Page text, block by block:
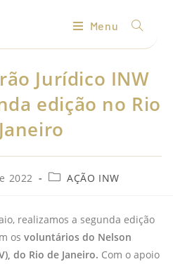
Menu
Jurídico INW
edição no Rio
2022 AÇÃO INW
realizamos a segunda edição
os voluntários do Nelson
do Rio de Janeiro. Com o apoio